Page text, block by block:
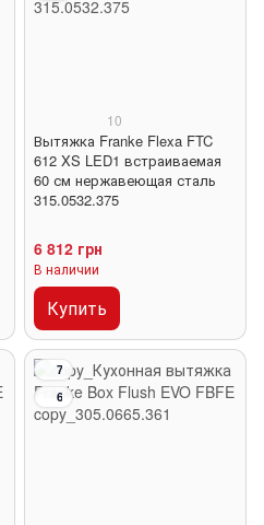
10
Вытяжка Franke Flexa FTC
612 XS LED1 встраиваемая
60 см нержавеющая сталь
315.0532.375
6 812 грн
В наличии
Купить
7
6